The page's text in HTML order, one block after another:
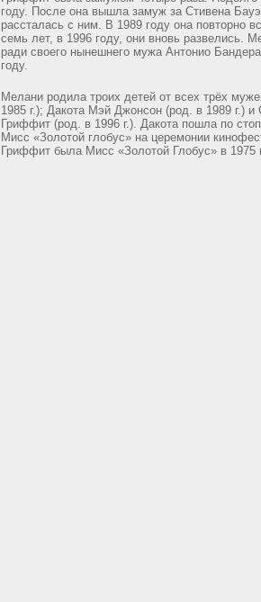
году. После она вышла замуж за Стивена
рассталась с ним. В 1989 году она повторно
семь лет, в 1996 году, они вновь развелись.
ради своего нынешнего мужа Антонио
году.
Мелани родила троих детей от всех трёх
1985 г.); Дакота Мэй Джонсон (род. в 1989 г.)
Гриффит (род. в 1996 г.). Дакота пошла по
Мисс «Золотой глобус» на церемонии
Гриффит была Мисс «Золотой Глобус» в 1975